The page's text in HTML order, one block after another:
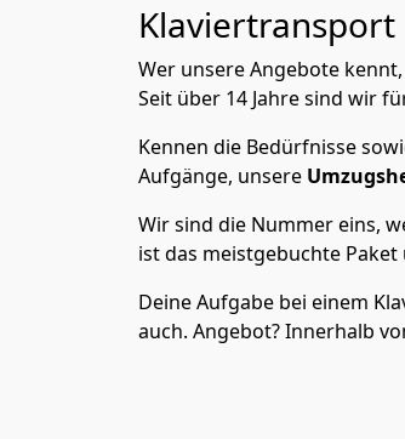
Klaviertransport
Wer unsere Angebote
Seit über 14 Jahre sind wir
Kennen die Bedürfnisse
Aufgänge, unsere
Wir sind die Nummer eins,
ist das meistgebuchte
Deine Aufgabe bei einem
auch. Angebot? Innerhalb